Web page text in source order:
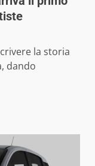
la storia
dando